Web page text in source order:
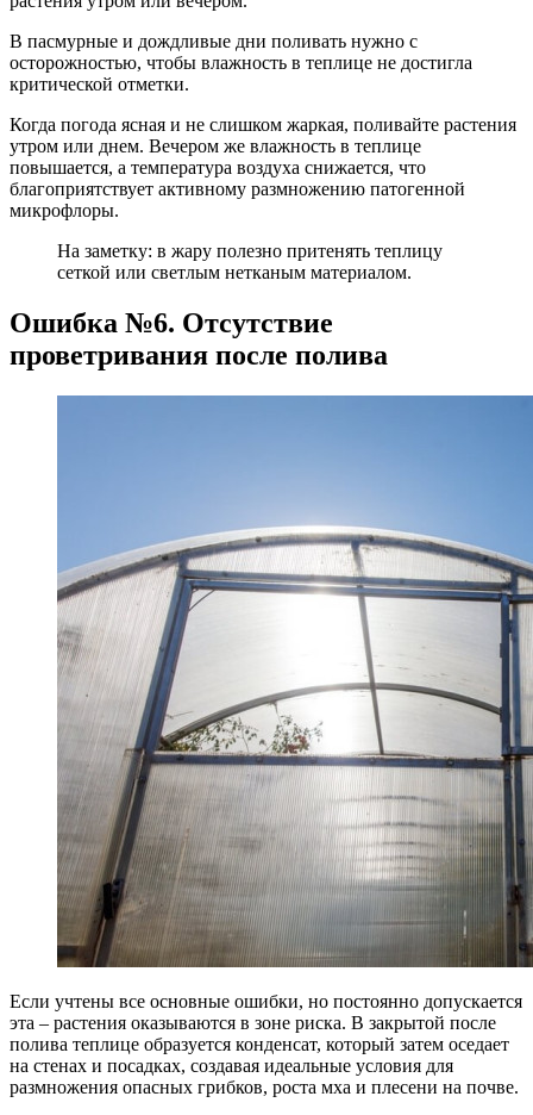
В пасмурные и дождливые дни поливать нужно с
осторожностью, чтобы влажность в теплице не достигла
критической отметки.
Когда погода ясная и не слишком жаркая, поливайте растения
утром или днем. Вечером же влажность в теплице
повышается, а температура воздуха снижается, что
благоприятствует активному размножению патогенной
микрофлоры.
На заметку: в жару полезно притенять теплицу
сеткой или светлым нетканым материалом.
Ошибка №6. Отсутствие
проветривания после полива
Если учтены все основные ошибки, но постоянно допускается
эта – растения оказываются в зоне риска. В закрытой после
полива теплице образуется конденсат, который затем оседает
на стенах и посадках, создавая идеальные условия для
размножения опасных грибков, роста мха и плесени на почве.